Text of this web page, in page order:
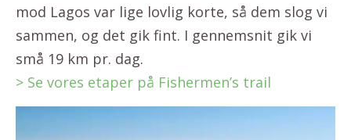
mod Lagos var lige lovlig korte, så dem slog vi
sammen, og det gik fint. I gennemsnit gik vi
små 19 km pr. dag.
> Se vores etaper på Fishermen’s trail